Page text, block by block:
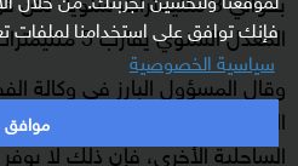
فإنك توافق على استخدامنا لملفات
سياسية الخصوصية
موافق
المعدل السنوي يقارب 5 ملليمترات.
وقال المسؤول البارز في وكالة
القياسات أيضا على مستوى
الساحلية الأخرى، فإن ذلك لا